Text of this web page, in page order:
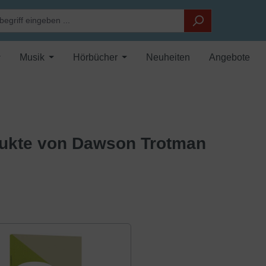
Musik Hörbücher Neuheiten Angebote
von Dawson Trotman